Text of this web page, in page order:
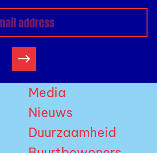
Media
Nieuws
Duurzaamheid